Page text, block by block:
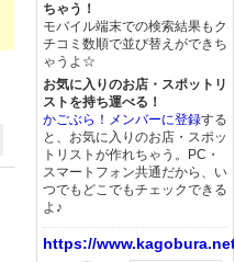
ちゃう！
モバイル端末での検索結果もク
チコミ数順で並び替えができち
ゃうよ☆
お気に入りのお店・スポットリ
ストを持ち運べる！
かごぶら！メンバーに登録する
と、お気に入りのお店・スポッ
トリストが作れちゃう。PC・
スマートフォン共通だから、い
つでもどこでもチェックできる
よ♪
https://www.kagobura.net/